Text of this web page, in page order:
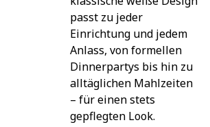
passt zu jeder
Einrichtung und jedem
Anlass, von formellen
Dinnerpartys bis hin zu
alltäglichen Mahlzeiten
– für einen stets
gepflegten Look.